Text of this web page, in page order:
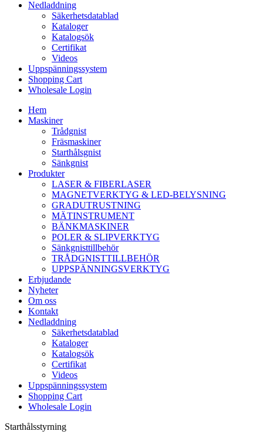
Nedladdning
Säkerhetsdatablad
Kataloger
Katalogsök
Certifikat
Videos
Uppspänningssystem
Shopping Cart
Wholesale Login
Hem
Maskiner
Trådgnist
Fräsmaskiner
Starthålsgnist
Sänkgnist
Produkter
LASER & FIBERLASER
MAGNETVERKTYG & LED-BELYSNING
GRADUTRUSTNING
MÄTINSTRUMENT
BÄNKMASKINER
POLER & SLIPVERKTYG
Sänkgnisttillbehör
TRÅDGNISTTILLBEHÖR
UPPSPÄNNINGSVERKTYG
Erbjudande
Nyheter
Om oss
Kontakt
Nedladdning
Säkerhetsdatablad
Kataloger
Katalogsök
Certifikat
Videos
Uppspänningssystem
Shopping Cart
Wholesale Login
Starthålsstyrning